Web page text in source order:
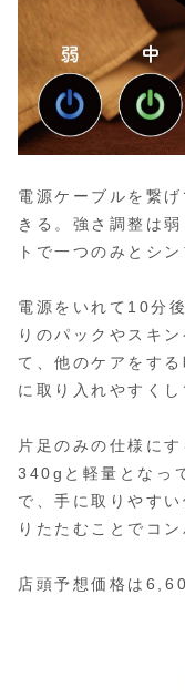
電源ケーブルを繋
きる。強さ調整は
トで一つのみとシ
電源をいれて10分
りのパックやスキ
て、他のケアをす
に取り入れやすくし
片足のみの仕様に
340gと軽量となっ
で、手に取りやす
りたたむことでコ
店頭予想価格は